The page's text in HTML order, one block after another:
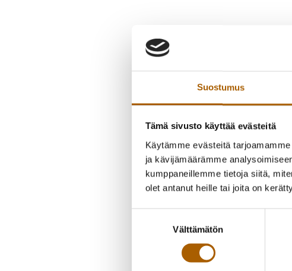
Suostumus
Tämä sivusto käyttää evästeitä
Käytämme evästeitä
ja kävijämäärämme
kumppaneillemme tietoja siitä,
olet antanut heille tai joita on
Välttämätön